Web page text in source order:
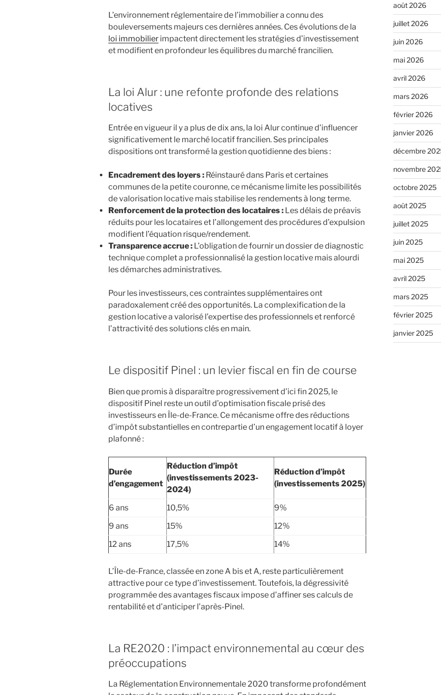
L’environnement réglementaire de l’immobilier a connu des
bouleversements majeurs ces dernières années. Ces évolutions de la
loi immobilier impactent directement les stratégies d’investissement
et modifient en profondeur les équilibres du marché francilien.
La loi Alur : une refonte profonde des relations
locatives
Entrée en vigueur il y a plus de dix ans, la loi Alur continue d’influencer
significativement le marché locatif francilien. Ses principales
dispositions ont transformé la gestion quotidienne des biens :
Encadrement des loyers : Réinstauré dans Paris et certaines
communes de la petite couronne, ce mécanisme limite les possibilités
de valorisation locative mais stabilise les rendements à long terme.
Renforcement de la protection des locataires : Les délais de préavis
réduits pour les locataires et l’allongement des procédures d’expulsion
modifient l’équation risque/rendement.
Transparence accrue : L’obligation de fournir un dossier de diagnostic
technique complet a professionnalisé la gestion locative mais alourdi
les démarches administratives.
Pour les investisseurs, ces contraintes supplémentaires ont
paradoxalement créé des opportunités. La complexification de la
gestion locative a valorisé l’expertise des professionnels et renforcé
l’attractivité des solutions clés en main.
Le dispositif Pinel : un levier fiscal en fin de course
Bien que promis à disparaître progressivement d’ici fin 2025, le
dispositif Pinel reste un outil d’optimisation fiscale prisé des
investisseurs en Île-de-France. Ce mécanisme offre des réductions
d’impôt substantielles en contrepartie d’un engagement locatif à loyer
plafonné :
Durée
d’engagement
Réduction d’impôt
(investissements 2023-
2024)
Réduction d’impôt
(investissements 2025)
6 ans 10,5%
9%
9 ans
15%
12%
12 ans
17,5% 14%
L’Île-de-France, classée en zone A bis et A, reste particulièrement
attractive pour ce type d’investissement. Toutefois, la dégressivité
programmée des avantages fiscaux impose d’affiner ses calculs de
rentabilité et d’anticiper l’après-Pinel.
La RE2020 : l’impact environnemental au cœur des
préoccupations
La Réglementation Environnementale 2020 transforme profondément
août 2026
juillet 2026
juin 2026
mai 2026
avril 2026
mars 2026
février 2026
janvier 2026
décembre
novembre
octobre 2025
août 2025
juillet 2025
juin 2025
mai 2025
avril 2025
mars 2025
février 2025
janvier 2025